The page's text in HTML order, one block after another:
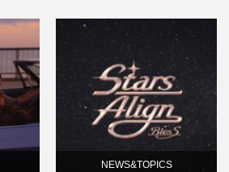
NEWS&TOPICS